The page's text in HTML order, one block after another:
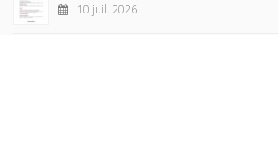
10 juil. 2026